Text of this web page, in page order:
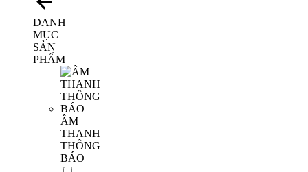
DANH
MỤC
SẢN
PHẨM
ÂM
THANH
THÔNG
BÁO